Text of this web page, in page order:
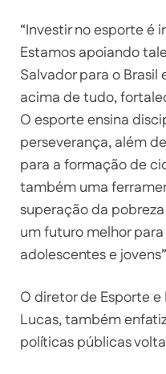
“Investir no esporte é
Estamos apoiando
Salvador para o Brasil
acima de tudo,
O esporte ensina
perseverança, além
para a formação de
também uma
superação da
um futuro melhor
adolescentes e
O diretor de Esporte
Lucas, também
políticas públicas